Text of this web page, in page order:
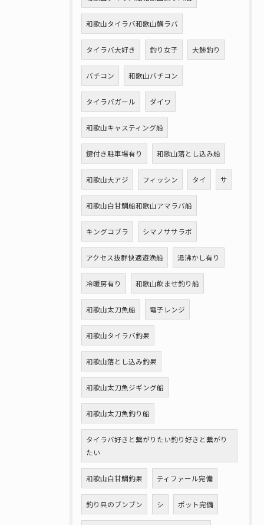
和歌山タイラバ和歌山鯛ラバ
タイラバ大好き 釣り女子 大鯵釣り
バチコン 和歌山バチコン
タイラバガール ダイワ
和歌山キャスティング船
鍵付き駐車場有り 和歌山落とし込み船
和歌山大アジ フィッシン タイ サ
和歌山白甘鯛船和歌山アマラバ船
キングコブラ シマノササラボ
アクセス抜群快適遊漁船 湯沸かし有り
冷暖房有り 和歌山飲ませ釣り船
和歌山太刀魚船 電子レンジ
和歌山タイラバ釣果
和歌山落とし込み釣果
和歌山太刀魚ジギング船
和歌山太刀魚釣り船
タイラバ好きと繋がりたい釣り好きと繋がり
たい
和歌山白甘鯛釣果 ティファール完備
釣り具のブンブン シ ポット完備